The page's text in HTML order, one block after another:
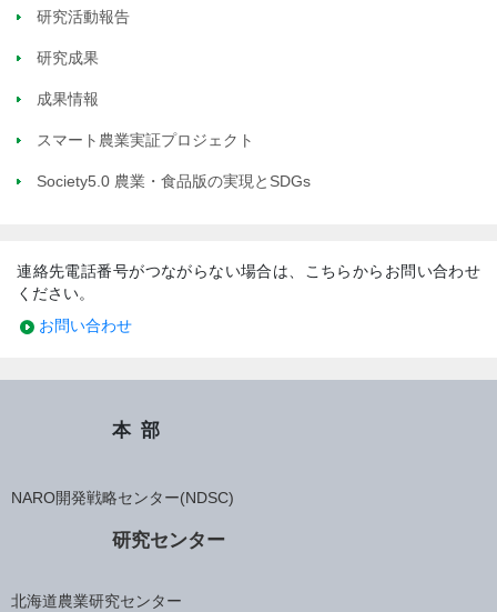
研究活動報告
研究成果
成果情報
スマート農業実証プロジェクト
Society5.0 農業・食品版の実現とSDGs
連絡先電話番号がつながらない場合は、こちらからお問い合わせ
ください。
お問い合わせ
本部
NARO開発戦略センター(NDSC)
研究センター
北海道農業研究センター